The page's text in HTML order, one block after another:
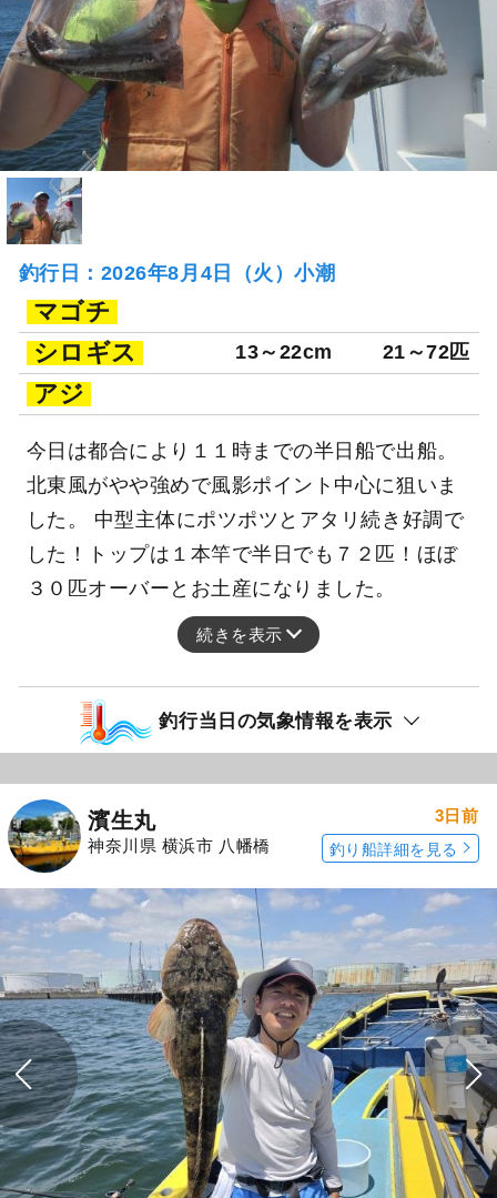
釣行日：2026年8月4日（火）小潮
マゴチ
シロギス
13～22cm 21～72匹
アジ
今日は都合により１１時までの半日船で出船。
北東風がやや強めで風影ポイント中心に狙いま
した。 中型主体にポツポツとアタリ続き好調で
した！トップは１本竿で半日でも７２匹！ほぼ
３０匹オーバーとお土産になりました。
続きを表示
釣行当日の気象情報を表示
濱生丸
神奈川県 横浜市 八幡橋
3日前
釣り船詳細を見る